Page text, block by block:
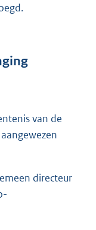
van de
directeur